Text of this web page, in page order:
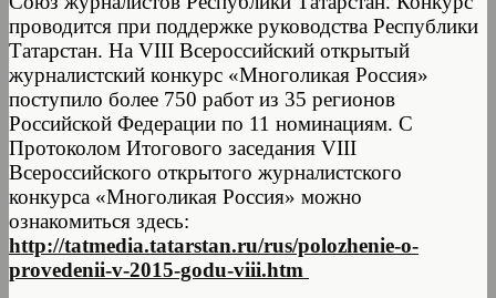
проводится при поддержке руководства Республики
Татарстан. На VIII Всероссийский открытый
журналистский конкурс «Многоликая Россия»
поступило более 750 работ из 35 регионов
Российской Федерации по 11 номинациям. С
Протоколом Итогового заседания VIII
Всероссийского открытого журналистского
конкурса «Многоликая Россия» можно
ознакомиться здесь:
http://tatmedia.tatarstan.ru/rus/polozhenie-o-
provedenii-v-2015-godu-viii.htm